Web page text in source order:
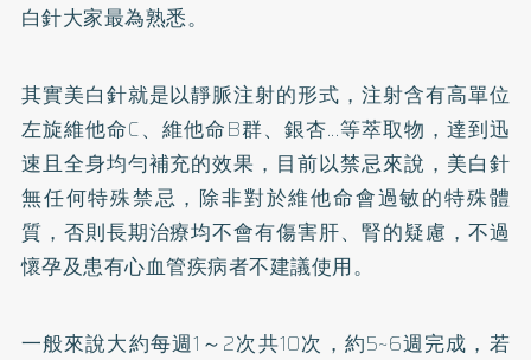
白針大家最為熟悉。
其實美白針就是以靜脈注射的形式，注射含有高單位
左旋維他命C、維他命B群、 銀杏...等萃取物，達到迅
速且全身均勻補充的效果，目前以禁忌來說，美白針
無任何特殊禁忌，除非對於維他命會過敏的特殊體
質，否則長期治療均不會有傷害肝、腎的疑慮，不過
懷孕及患有心血管疾病者不建議使用。
一般來說大約每週1～2次共10次，約5~6週完成，若